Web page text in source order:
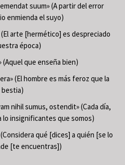
suum» (A partir del error
enmienda el suyo)
arte [hermético] es despreciado
época)
(Aquel que enseña bien)
(El hombre es más feroz que la
bestia)
nihil sumus, ostendit» (Cada día,
lo insignificantes que somos)
qué [dices] a quién [se lo
[te encuentras])